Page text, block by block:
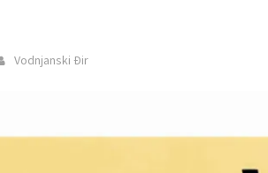
Vodnjanski Đir